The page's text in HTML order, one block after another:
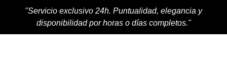
"Servicio exclusivo 24h. Puntualidad, elegancia y
disponibilidad por horas o días completos."